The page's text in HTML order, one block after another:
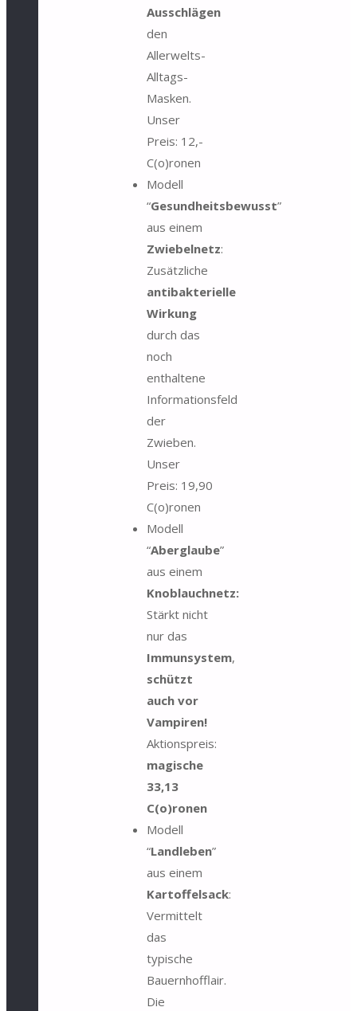
Ausschlägen
den
Allerwelts-
Alltags-
Masken.
Unser
Preis: 12,-
C(o)ronen
Modell
“Gesundheitsbewusst”
aus einem
Zwiebelnetz:
Zusätzliche
antibakterielle
Wirkung
durch das
noch
enthaltene
Informationsfeld
der
Zwieben.
Unser
Preis: 19,90
C(o)ronen
Modell
“Aberglaube”
aus einem
Knoblauchnetz:
Stärkt nicht
nur das
Immunsystem,
schützt
auch vor
Vampiren!
Aktionspreis:
magische
33,13
C(o)ronen
Modell
“Landleben”
aus einem
Kartoffelsack:
Vermittelt
das
typische
Bauernhofflair.
Die